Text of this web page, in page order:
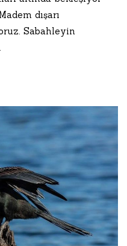
dışarı
Sabahleyin